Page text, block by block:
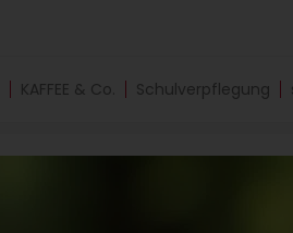
KAFFEE & Co. Schulverpflegung